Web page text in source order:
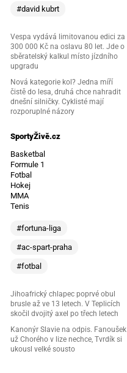
#david kubrt
Vespa vydává limitovanou edici za
300 000 Kč na oslavu 80 let. Jde o
sběratelský kalkul místo jízdního
upgradu
Nová kategorie kol? Jedna míří
čistě do lesa, druhá chce nahradit
dnešní silničky. Cyklisté mají
rozporuplné názory
SportyŽivě.cz
Basketbal
Formule 1
Fotbal
Hokej
MMA
Tenis
#fortuna-liga
#ac-spart-praha
#fotbal
Jihoafrický chlapec poprvé obul
brusle až ve 13 letech. V Teplicích
skočil dvojitý axel po třech letech
Kanonýr Slavie na odpis. Fanoušek
už Chorého v lize nechce, Tvrdík si
ukousl velké sousto